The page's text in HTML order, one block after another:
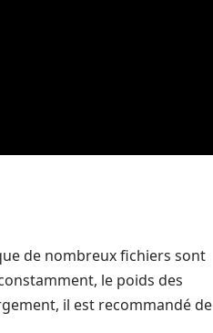
de nombreux fichiers sont
le poids des
il est recommandé de